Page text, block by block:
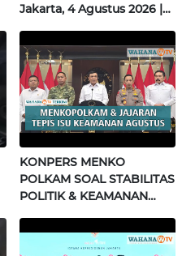
Jakarta, 4 Agustus 2026 |
KONPERS MENKO
POLKAM SOAL STABILITAS
POLITIK & KEAMANAN
Terkini